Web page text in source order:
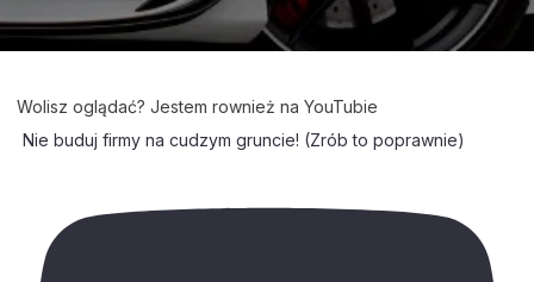
Wolisz oglądać? Jestem rownież na YouTubie
Nie buduj firmy na cudzym gruncie! (Zrób to poprawnie)